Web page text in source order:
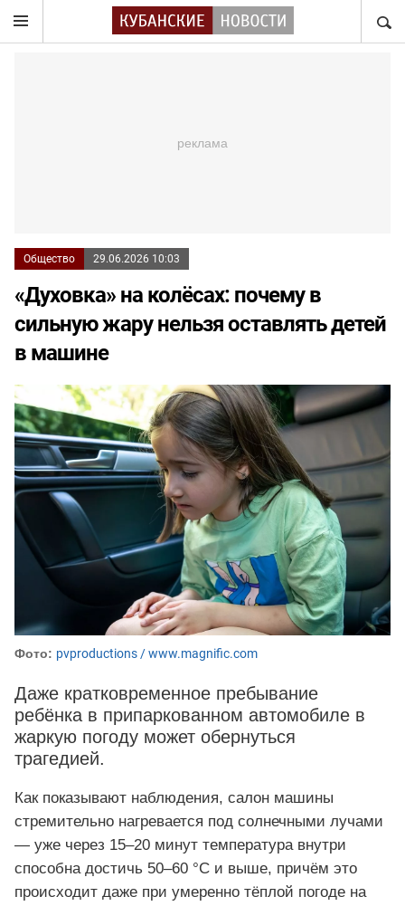
Общество 29.06.2026 10:03
«Духовка» на колёсах: почему в
сильную жару нельзя оставлять детей
в машине
Фото: pvproductions / www.magnific.com
Даже кратковременное пребывание
ребёнка в припаркованном автомобиле в
жаркую погоду может обернуться
трагедией.
Как показывают наблюдения, салон машины
стремительно нагревается под солнечными лучами
— уже через 15–20 минут температура внутри
способна достичь 50–60 °C и выше, причём это
происходит даже при умеренно тёплой погоде на